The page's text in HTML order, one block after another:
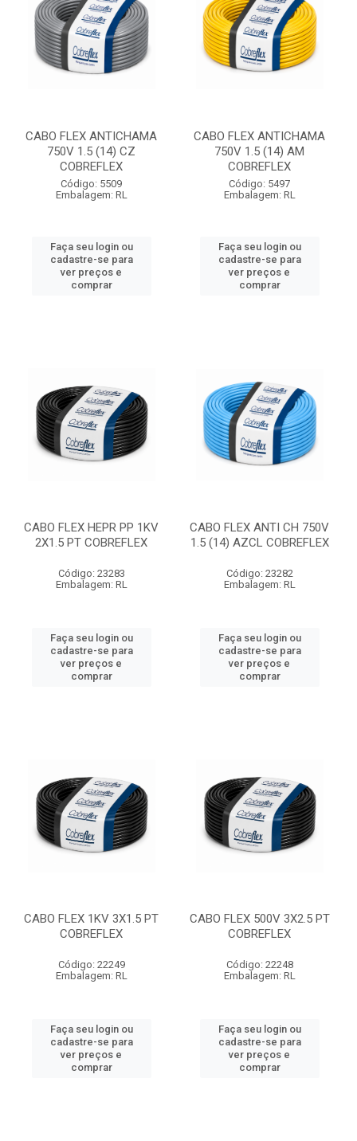
CABO FLEX ANTICHAMA
750V 1.5 (14) CZ
COBREFLEX
Código: 5509
Embalagem: RL
Faça seu login ou
cadastre-se para
ver preços e
comprar
CABO FLEX ANTICHAMA
750V 1.5 (14) AM
COBREFLEX
Código: 5497
Embalagem: RL
Faça seu login ou
cadastre-se para
ver preços e
comprar
CABO FLEX HEPR PP 1KV
2X1.5 PT COBREFLEX
Código: 23283
Embalagem: RL
Faça seu login ou
cadastre-se para
ver preços e
comprar
CABO FLEX ANTI CH 750V
1.5 (14) AZCL COBREFLEX
Código: 23282
Embalagem: RL
Faça seu login ou
cadastre-se para
ver preços e
comprar
CABO FLEX 1KV 3X1.5 PT
COBREFLEX
Código: 22249
Embalagem: RL
Faça seu login ou
cadastre-se para
ver preços e
comprar
CABO FLEX 500V 3X2.5 PT
COBREFLEX
Código: 22248
Embalagem: RL
Faça seu login ou
cadastre-se para
ver preços e
comprar